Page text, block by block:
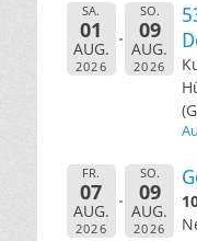
SA.
01
AUG.
2026
SO.
09
AUG.
2026
FR.
07
AUG.
2026
SO.
09
AUG.
2026